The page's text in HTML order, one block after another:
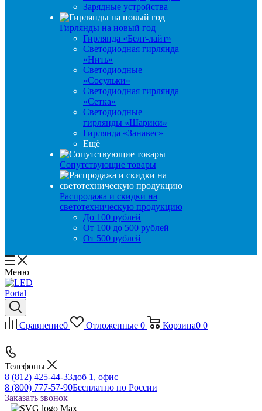
Зарядные устройства
Гирлянды на новый год
Гирлянда «Белт-лайт»
Светодиодная гирлянда
«Нить»
Светодиодные
«Сосульки»
Светодиодная гирлянда
«Сетка»
Светодиодные
гирлянды «Шарики»
Гирлянда «Занавес»
Ещё
Сопутствующие товары
Распродажа и скидки на
светотехническую продукцию
До 100 рублей
От 100 до 500 рублей
От 500 рублей
Меню
Сравнение0 Отложенные 0 Корзина0 0
Телефоны
8 (812) 425-44-33доб 1, офис
8 (800) 777-57-90Бесплатно по России
Заказать звонок